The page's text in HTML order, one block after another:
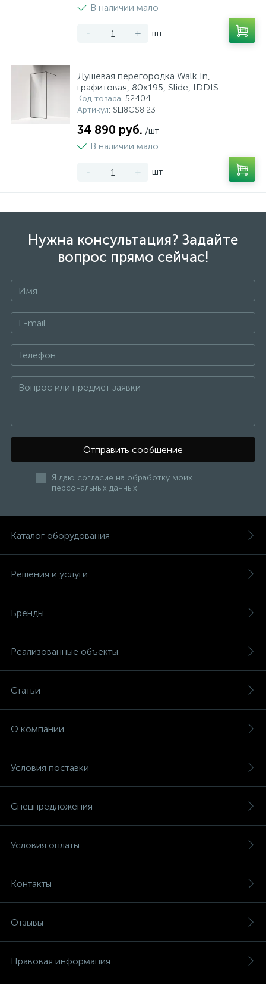
В наличии мало
- + шт
Душевая перегородка Walk In,
графитовая, 80x195, Slide, IDDIS
Код товара: 52404
Артикул: SLI8GS8i23
34 890 руб. /шт
В наличии мало
- + шт
Нужна консультация? Задайте
вопрос прямо сейчас!
Отправить сообщение
Я даю согласие на обработку моих
персональных данных
Каталог оборудования
Решения и услуги
Бренды
Реализованные объекты
Статьи
О компании
Условия поставки
Спецпредложения
Условия оплаты
Контакты
Отзывы
Правовая информация